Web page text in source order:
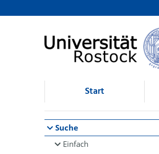
Browsen
direkt zum Inhalt
Start
Suche
Einfach